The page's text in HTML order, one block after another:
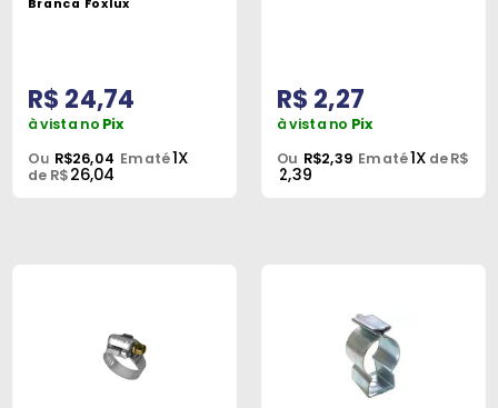
Branca Foxlux
R$ 24,74
à vista no Pix
Ou R$26,04 Em até1X
de R$26,04
R$ 2,27
à vista no Pix
Ou R$2,39 Em até1X de R$
2,39